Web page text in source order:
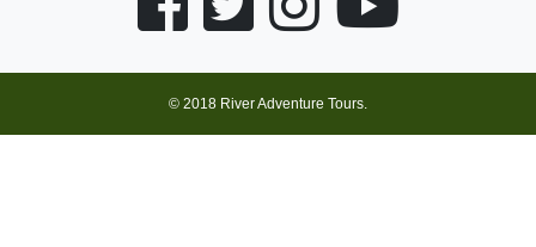
© 2018 River Adventure Tours.